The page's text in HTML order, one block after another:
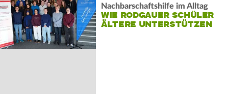
Nachbarschaftshilfe im Alltag
WIE RODGAUER SCHÜLER
ÄLTERE UNTERSTÜTZEN